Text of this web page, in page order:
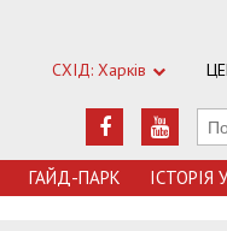
СХІД: Харків
ГАЙД-ПАРК ІСТОРІЯ